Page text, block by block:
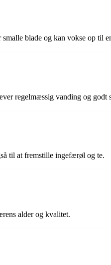
blade og kan vokse op til
regelmæssig vanding og godt
til at fremstille ingefærøl og te.
alder og kvalitet.